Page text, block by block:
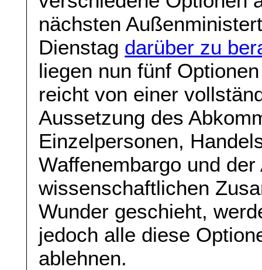
nächsten
Dienstag darüber zu
liegen nun fünf
reicht von einer
Aussetzung des
Einzelpersonen,
Waffenembargo und
wissenschaftlichen
Wunder geschieht,
jedoch alle diese
ablehnen.